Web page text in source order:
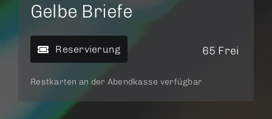
Gelbe Briefe
Reservierung 65 Frei
Restkarten an der Abendkasse verfügbar